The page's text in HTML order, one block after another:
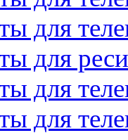
для
для
для
для